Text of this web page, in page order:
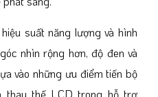
suất năng lượng và hình
nhìn rộng hơn, độ đen và
vào những ưu điểm tiến bộ
thay thế LCD trong hỗ trợ